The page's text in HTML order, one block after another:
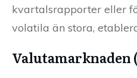
kvartalsrapporter eller
volatila än stora,
Valutamarknaden